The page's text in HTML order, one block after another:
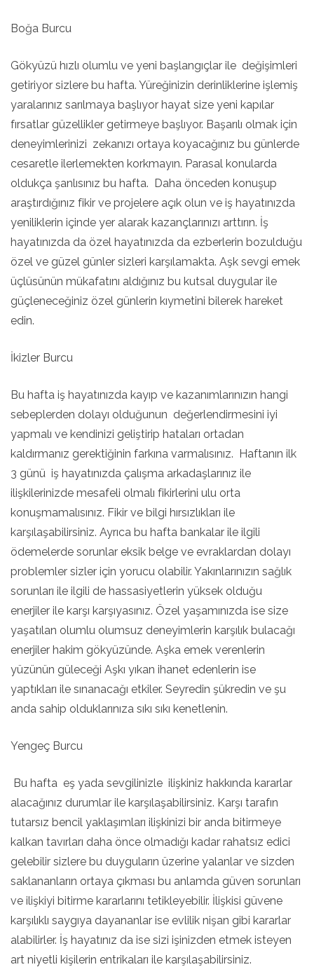
Boğa Burcu
Gökyüzü hızlı olumlu ve yeni başlangıçlar ile değişimleri
getiriyor sizlere bu hafta. Yüreğinizin derinliklerine işlemiş
yaralarınız sarılmaya başlıyor hayat size yeni kapılar
fırsatlar güzellikler getirmeye başlıyor. Başarılı olmak için
deneyimlerinizi zekanızı ortaya koyacağınız bu günlerde
cesaretle ilerlemekten korkmayın. Parasal konularda
oldukça şanlısınız bu hafta. Daha önceden konuşup
araştırdığınız fikir ve projelere açık olun ve iş hayatınızda
yeniliklerin içinde yer alarak kazançlarınızı arttırın. İş
hayatınızda da özel hayatınızda da ezberlerin bozulduğu
özel ve güzel günler sizleri karşılamakta. Aşk sevgi emek
üçlüsünün mükafatını aldığınız bu kutsal duygular ile
güçleneceğiniz özel günlerin kıymetini bilerek hareket
edin.
İkizler Burcu
Bu hafta iş hayatınızda kayıp ve kazanımlarınızın hangi
sebeplerden dolayı olduğunun değerlendirmesini iyi
yapmalı ve kendinizi geliştirip hataları ortadan
kaldırmanız gerektiğinin farkına varmalısınız. Haftanın ilk
3 günü iş hayatınızda çalışma arkadaşlarınız ile
ilişkilerinizde mesafeli olmalı fikirlerini ulu orta
konuşmamalısınız. Fikir ve bilgi hırsızlıkları ile
karşılaşabilirsiniz. Ayrıca bu hafta bankalar ile ilgili
ödemelerde sorunlar eksik belge ve evraklardan dolayı
problemler sizler için yorucu olabilir. Yakınlarınızın sağlık
sorunları ile ilgili de hassasiyetlerin yüksek olduğu
enerjiler ile karşı karşıyasınız. Özel yaşamınızda ise size
yaşatılan olumlu olumsuz deneyimlerin karşılık bulacağı
enerjiler hakim gökyüzünde. Aşka emek verenlerin
yüzünün güleceği Aşkı yıkan ihanet edenlerin ise
yaptıkları ile sınanacağı etkiler. Seyredin şükredin ve şu
anda sahip olduklarınıza sıkı sıkı kenetlenin.
Yengeç Burcu
Bu hafta eş yada sevgilinizle ilişkiniz hakkında kararlar
alacağınız durumlar ile karşılaşabilirsiniz. Karşı tarafın
tutarsız bencil yaklaşımları ilişkinizi bir anda bitirmeye
kalkan tavırları daha önce olmadığı kadar rahatsız edici
gelebilir sizlere bu duyguların üzerine yalanlar ve sizden
saklananların ortaya çıkması bu anlamda güven sorunları
ve ilişkiyi bitirme kararlarını tetikleyebilir. İlişkisi güvene
karşılıklı saygıya dayananlar ise evlilik nişan gibi kararlar
alabilirler. İş hayatınız da ise sizi işinizden etmek isteyen
art niyetli kişilerin entrikaları ile karşılaşabilirsiniz.